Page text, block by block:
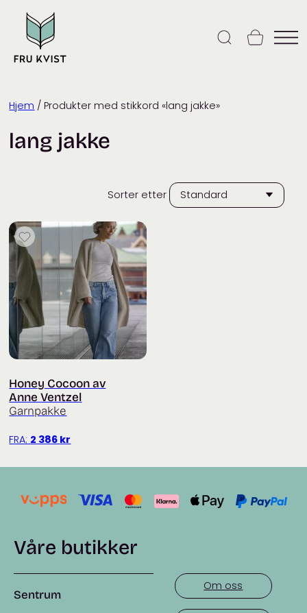
content
Hjem / Produkter med stikkord «lang jakke»
lang jakke
Sorter etter
Honey Cocoon av
Anne Ventzel
Garnpakke
FRA: 2 386 kr
Våre butikker
Sentrum
Om oss